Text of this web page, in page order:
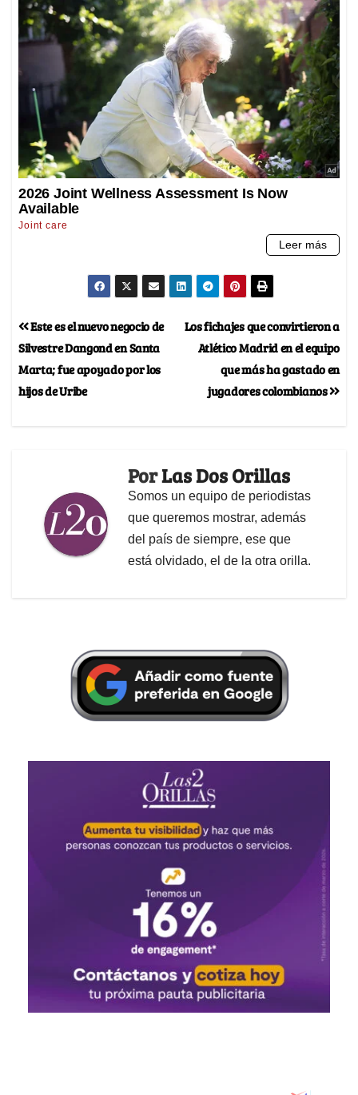
Los fichajes que convirtieron a
Atlético Madrid en el equipo
que más ha gastado en
jugadores colombianos
Este es el nuevo negocio de
Silvestre Dangond en Santa
Marta; fue apoyado por los
hijos de Uribe
PorLas Dos Orillas
Somos un equipo de periodistas
que queremos mostrar, además
del país de siempre, ese que
está olvidado, el de la otra orilla.